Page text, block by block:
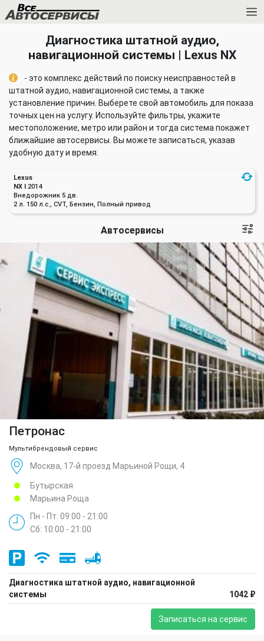
Диагностика штатной аудио,
навигационной системы | Lexus NX
- это комплекс действий по поиску неисправностей в
штатной аудио, навигационной системы, а также
установление причин. Выберете свой автомобиль для показа
точных цен на услугу. Используйте фильтры, укажите
местоположение, метро или район и тогда система покажет
ближайшие автосервисы. Вы можете записаться, указав
удобную дату и время.
Lexus
NX I 2014
Внедорожник 5 дв.
2 л. 150 л.с., CVT, Бензин, Полный привод
Автосервисы
Петронас
Мультибрендовый сервис
Москва, 17-й проезд Марьиной Рощи, 4
Бутырская
Марьина Роща
Пн - Пт: 09:00 - 21:00
Сб: 10:00 - 21:00
Диагностика штатной аудио, навигационной
системы
1042 ₽
Записаться на сервис